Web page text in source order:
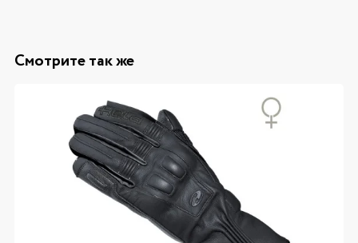
Смотрите так же